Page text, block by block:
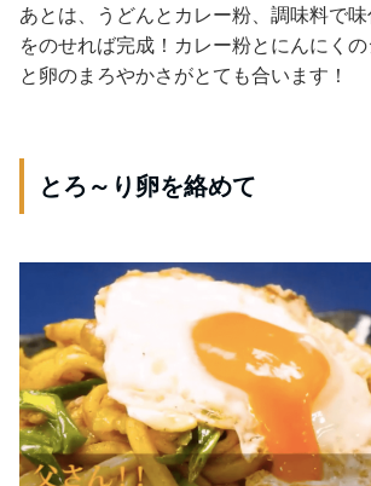
あとは、うどんとカレー粉、調味料で
をのせれば完成！カレー粉とにんにく
と卵のまろやかさがとても合います！
とろ～り卵を絡めて